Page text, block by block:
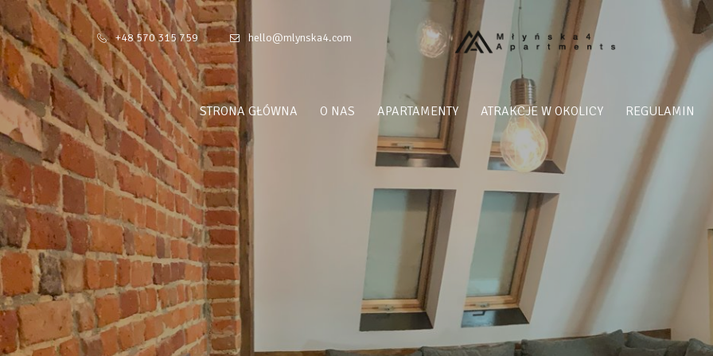
+48 570 315 759 hello@mlynska4.com
STRONA GŁÓWNA O NAS APARTAMENTY ATRAKCJE W OKOLICY REGULAMIN